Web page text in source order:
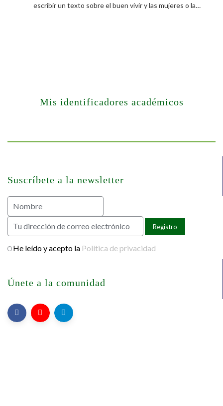
escribir un texto sobre el buen vivir y las mujeres o la…
Mis identificadores académicos
Suscríbete a la newsletter
He leído y acepto la Política de privacidad
Únete a la comunidad